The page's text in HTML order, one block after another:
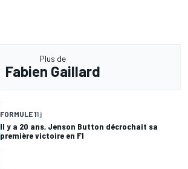
Plus de
Fabien Gaillard
FORMULE 11 j
Il y a 20 ans, Jenson Button décrochait sa
première victoire en F1